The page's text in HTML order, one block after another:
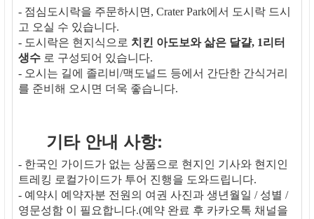
- 점심도시락을 주문하시면, Crater Park에서 도시락 드시
고 오실 수 있습니다.
- 도시락은 현지식으로 치킨 아도보와 삶은 달걀, 1리터
생수 로 구성되어 있습니다.
- 오시는 길에 졸리비/맥도널드 등에서 간단한 간식거리
를 준비해 오시면 더욱 좋습니다.
기타 안내 사항:
- 한국인 가이드가 없는 상품으로 현지인 기사와 현지인
트레킹 로컬가이드가 투어 진행을 도와드립니다.
- 예약시 예약자분 전원의 여권 사진과 생년월일 / 성별 /
영문성함 이 필요합니다.(예약 완료 후 카카오톡 채널을